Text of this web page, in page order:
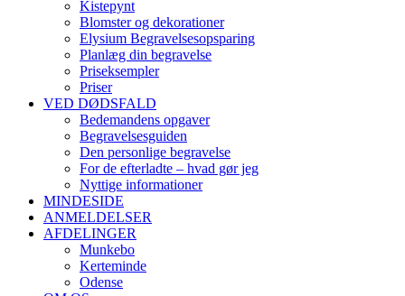
Kistepynt
Blomster og dekorationer
Elysium Begravelsesopsparing
Planlæg din begravelse
Priseksempler
Priser
VED DØDSFALD
Bedemandens opgaver
Begravelsesguiden
Den personlige begravelse
For de efterladte – hvad gør jeg
Nyttige informationer
MINDESIDE
ANMELDELSER
AFDELINGER
Munkebo
Kerteminde
Odense